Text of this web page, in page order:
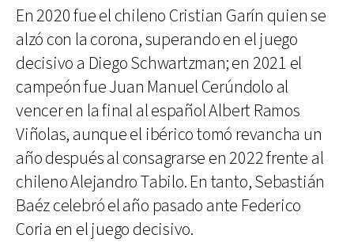
En 2020 fue el chileno Cristian Garín quien se
alzó con la corona, superando en el juego
decisivo a Diego Schwartzman; en 2021 el
campeón fue Juan Manuel Cerúndolo al
vencer en la final al español Albert Ramos
Viñolas, aunque el ibérico tomó revancha un
año después al consagrarse en 2022 frente al
chileno Alejandro Tabilo. En tanto, Sebastián
Baéz celebró el año pasado ante Federico
Coria en el juego decisivo.